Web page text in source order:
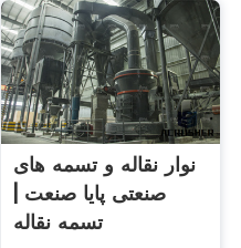
نوار نقاله و تسمه های
صنعتی پایا صنعت |
تسمه نقاله